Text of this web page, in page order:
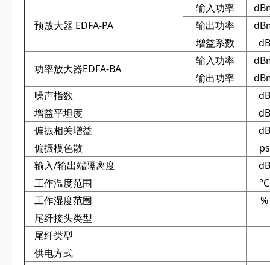
预放大器 EDFA-PA
输入功率
输出功率
增益系数
dB
功率放大器EDFA-BA
输入功率
输出功率
噪声指数
dB
增益平坦度
dB
偏振相关增益
dB
偏振模色散
ps
输入/输出端隔离度
dB
工作温度范围
°C
工作湿度范围
%
尾纤接头类型
尾纤类型
供电方式